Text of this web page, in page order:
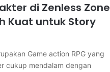
di Zenless Zone
Kuat untuk Story
Game action RPG yang
cukup mendalam dengan